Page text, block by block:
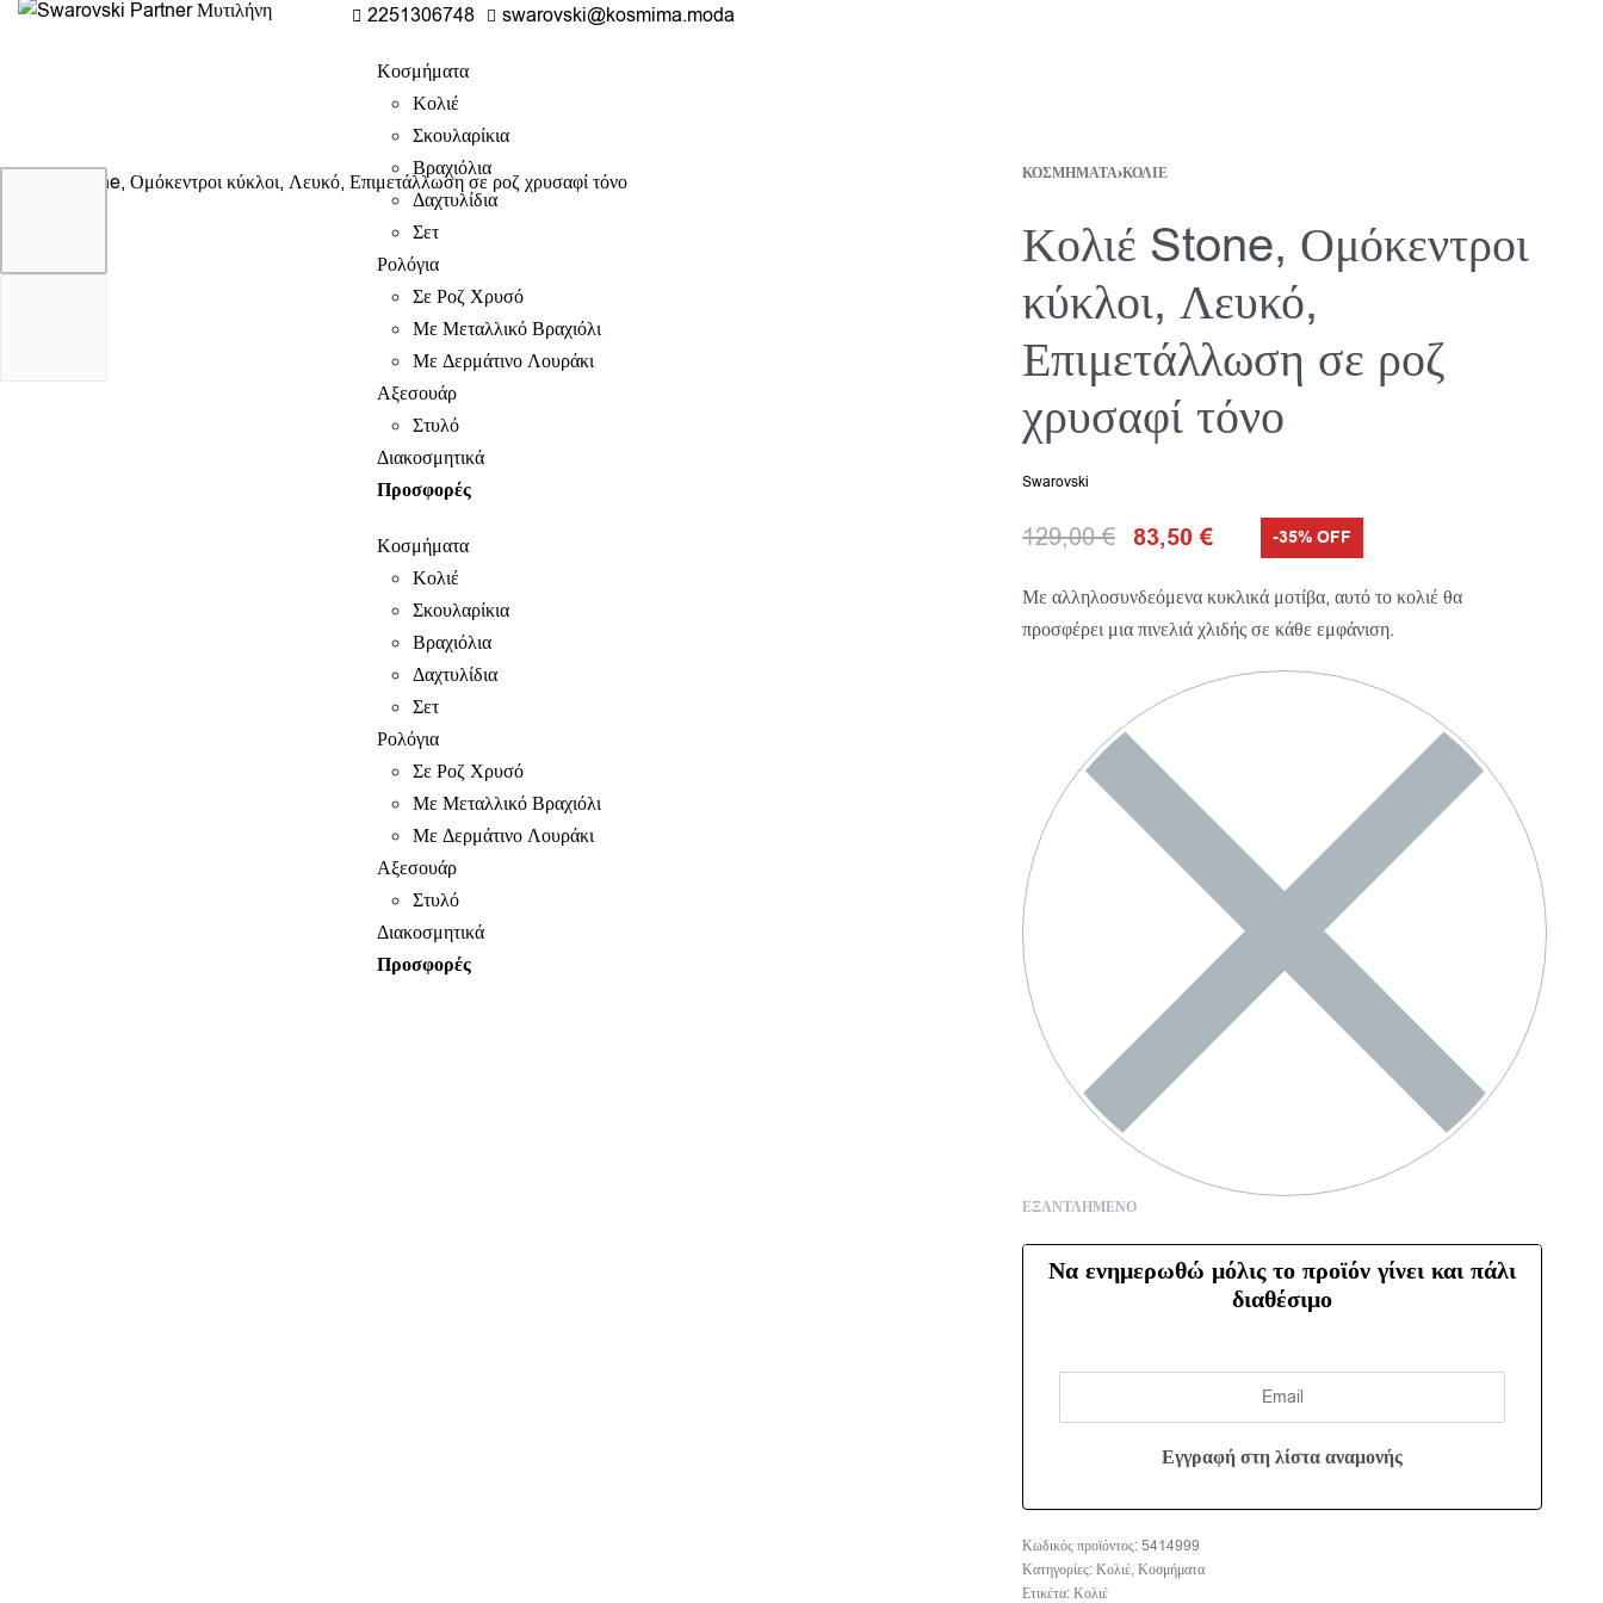
2251306748 swarovski@kosmima.moda
Κοσμήματα
Κολιέ
Σκουλαρίκια
Βραχιόλια
Δαχτυλίδια
Σετ
Ρολόγια
Σε Ροζ Χρυσό
Με Μεταλλικό Βραχιόλι
Με Δερμάτινο Λουράκι
Αξεσουάρ
Στυλό
Διακοσμητικά
Προσφορές
Κοσμήματα
Κολιέ
Σκουλαρίκια
Βραχιόλια
Δαχτυλίδια
Σετ
Ρολόγια
Σε Ροζ Χρυσό
Με Μεταλλικό Βραχιόλι
Με Δερμάτινο Λουράκι
Αξεσουάρ
Στυλό
Διακοσμητικά
Προσφορές
ΚΟΣΜΉΜΑΤΑ›ΚΟΛΙΈ
Κολιέ Stone, Ομόκεντροι
κύκλοι, Λευκό,
Επιμετάλλωση σε ροζ
χρυσαφί τόνο
Swarovski
129,00€ 83,50€ -35% OFF
Με αλληλοσυνδεόμενα κυκλικά μοτίβα, αυτό το κολιέ θα
προσφέρει μια πινελιά χλιδής σε κάθε εμφάνιση.
ΕΞΑΝΤΛΗΜΈΝΟ
Να ενημερωθώ μόλις το προϊόν γίνει και πάλι
διαθέσιμο
5414999
Κατηγορίες:Κολιέ,Κοσμήματα
Ετικέτα:Κολιέ